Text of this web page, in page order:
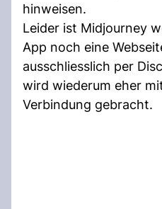
hinweisen.
Leider ist Midjourney
App noch eine
ausschliesslich per
wird wiederum eher
Verbindung gebracht.